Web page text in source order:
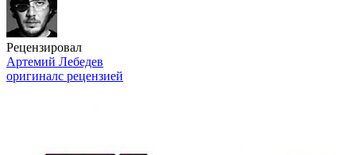
Рецензировал
Артемий Лебедев
оригиналс рецензией